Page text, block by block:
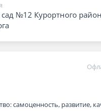
№12 Курортного
самоценность, развитие,